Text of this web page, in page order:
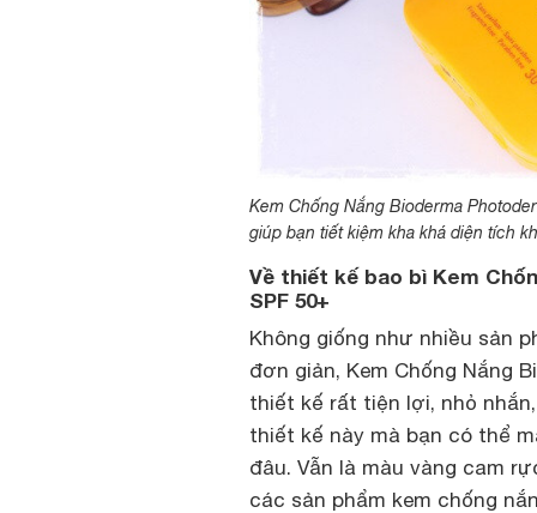
Kem Chống Nắng Bioderma
giúp bạn tiết kiệm kha khá diện tích
Về thiết kế bao bì Kem
SPF 50+
Không giống như nhiều sản
đơn giản, Kem Chống Nắng
thiết kế rất tiện lợi, nhỏ
thiết kế này mà bạn có thể
đâu. Vẫn là màu vàng cam
các sản phẩm kem chống